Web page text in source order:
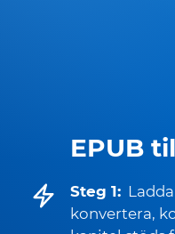
EPUB
Steg 1:
konvertera,